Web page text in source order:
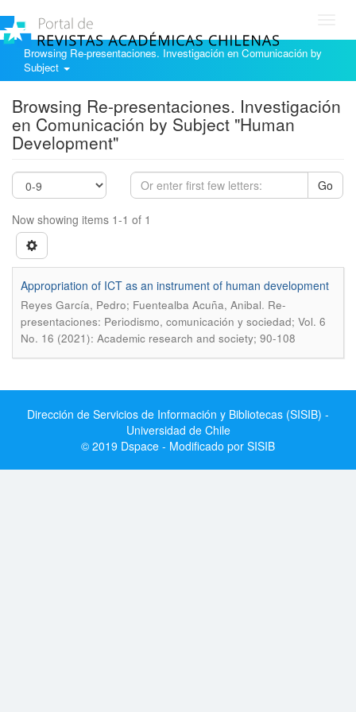
Browsing Re-presentaciones. Investigación en Comunicación by
Subject
Browsing Re-presentaciones. Investigación
en Comunicación by Subject "Human
Development"
Go
Now showing items 1-1 of 1
Appropriation of ICT as an instrument of human development
Reyes García, Pedro; Fuentealba Acuña, Anibal. Re-
presentaciones: Periodismo, comunicación y sociedad; Vol. 6
No. 16 (2021): Academic research and society; 90-108
Dirección de Servicios de Información y Bibliotecas (SISIB) -
Universidad de Chile
© 2019 Dspace - Modificado por SISIB